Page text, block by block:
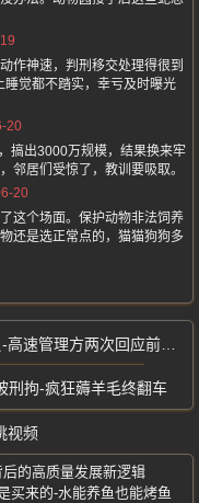
作神速，判刑移交处理得很到
觉都不踏实，幸亏及时曝光
20
搞出3000万规模，结果换来牢
邻居们受惊了，教训要吸取。
20
这个场面。保护动物非法饲养
还是选正常点的，猫猫狗狗多
管理方两次回应前后矛盾
刑拘-疯狂薅羊毛终翻车
视频
的高质量发展新逻辑
买来的-水能养鱼也能烤鱼